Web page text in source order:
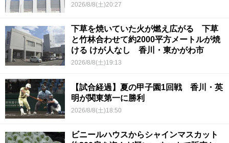
2026/8/8(土)20:27
下草を焼いていた火が燃え広がる 下草
と竹林合わせて約2000平方メートルが焼
ける けが人なし 香川・東かがわ市
2026/8/8(土)19:13
【試合経過】夏の甲子園1回戦 香川・英
明が関東第一に勝利
2026/8/8(土)18:50
ビニールハウスからシャインマスカット